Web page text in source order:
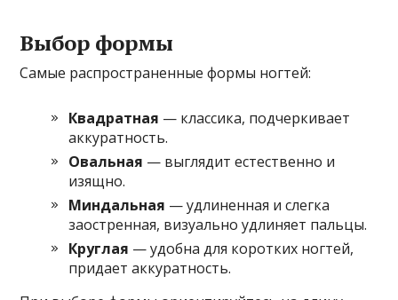
Выбор формы
Самые распространенные формы ногтей:
Квадратная — классика, подчеркивает
аккуратность.
Овальная — выглядит естественно и
изящно.
Миндальная — удлиненная и слегка
заостренная, визуально удлиняет пальцы.
Круглая — удобна для коротких ногтей,
придает аккуратность.